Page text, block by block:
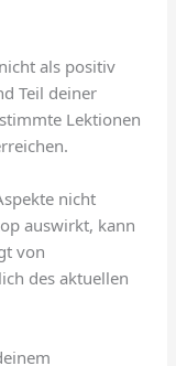
als positiv
Teil deiner
Lektionen
nicht
auswirkt, kann
von
des aktuellen